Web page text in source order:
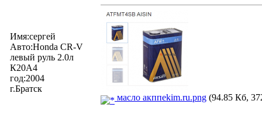
Имя:cергей
Авто:Honda CR-V
левый руль 2.0л
К20А4
год:2004
г.Братск
масло акппekim.ru.png (94.85 Кб,